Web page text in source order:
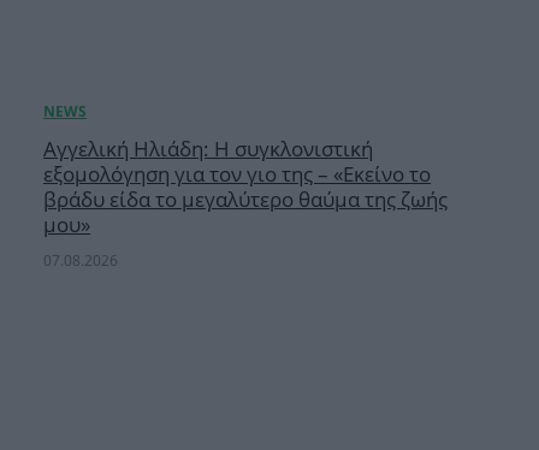
Αγγελική Ηλιάδη: Η συγκλονιστική
εξομολόγηση για τον γιο της – «Εκείνο το
βράδυ είδα το μεγαλύτερο θαύμα της ζωής
μου»
07.08.2026